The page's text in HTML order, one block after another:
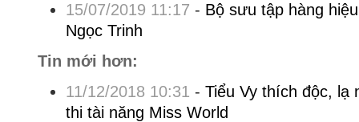
15/07/2019 11:17 - Bộ sưu tập hàng
Ngọc Trinh
Tin mới hơn:
11/12/2018 10:31 - Tiểu Vy thích độc, lạ
thi tài năng Miss World